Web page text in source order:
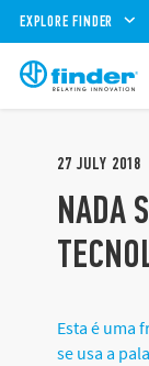
EXPLORE FINDER
27 JULY 2018
NADA
Esta é uma
se usa a